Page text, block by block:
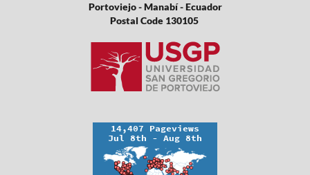
Portoviejo - Manabí - Ecuador
Postal Code 130105